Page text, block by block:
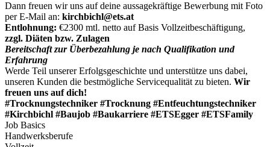
Dann freuen wir uns auf deine aussagekräftige Bewerbung mit Foto
per E-Mail an: kirchbichl@ets.at
Entlohnung: €2300 mtl. netto auf Basis Vollzeitbeschäftigung,
zzgl. Diäten bzw. Zulagen
Bereitschaft zur Überbezahlung je nach Qualifikation und
Erfahrung
Werde Teil unserer Erfolgsgeschichte und unterstütze uns dabei,
unseren Kunden die bestmögliche Servicequalität zu bieten. Wir
freuen uns auf dich!
#Trocknungstechniker #Trocknung #Entfeuchtungstechniker
#Kirchbichl #Baujob #Baukarriere #ETSEgger #ETSFamily
Job Basics
Handwerksberufe